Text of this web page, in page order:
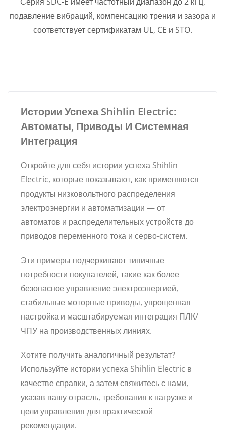
подавление вибраций, компенсацию трения и зазора и
соответствует сертификатам UL, CE и STO.
Истории Успеха Shihlin Electric:
Автоматы, Приводы И Системная
Интеграция
Откройте для себя истории успеха Shihlin
Electric, которые показывают, как применяются
продукты низковольтного распределения
электроэнергии и автоматизации — от
автоматов и распределительных устройств до
приводов переменного тока и серво-систем.
Эти примеры подчеркивают типичные
потребности покупателей, такие как более
безопасное управление электроэнергией,
стабильные моторные приводы, упрощенная
настройка и масштабируемая интеграция ПЛК/
ЧПУ на производственных линиях.
Хотите получить аналогичный результат?
Используйте истории успеха Shihlin Electric в
качестве справки, а затем свяжитесь с нами,
указав вашу отрасль, требования к нагрузке и
цели управления для практической
рекомендации.